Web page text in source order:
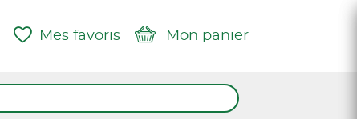
Mes favoris Mon panier